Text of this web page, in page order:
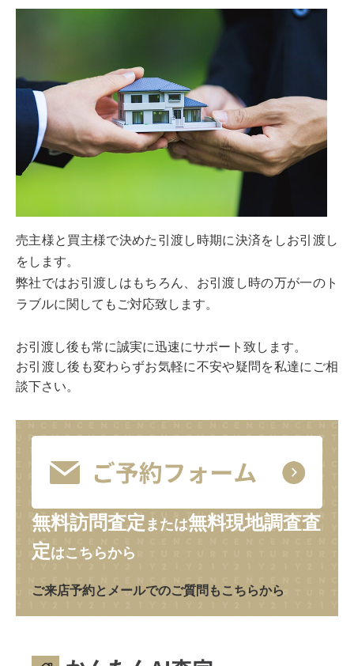
売主様と買主様で決めた引渡し時期に決済をしお引渡し
をします。
弊社ではお引渡しはもちろん、お引渡し時の万が一のト
ラブルに関してもご対応致します。
お引渡し後も常に誠実に迅速にサポート致します。
お引渡し後も変わらずお気軽に不安や疑問を私達にご相
談下さい。
無料訪問査定 または無料現地調査査
定はこちらから
ご来店予約とメールでのご質問もこちらから